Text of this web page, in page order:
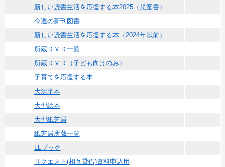
新しい読書生活を応援する本2025（児童書）
今週の新刊図書
新しい読書生活を応援する本（2024年以前）
所蔵ＤＶＤ一覧
所蔵ＤＶＤ（子ども向けのみ）
子育てを応援する本
大活字本
大型絵本
大型紙芝居
紙芝居所蔵一覧
LLブック
リクエスト(相互貸借)資料申込用